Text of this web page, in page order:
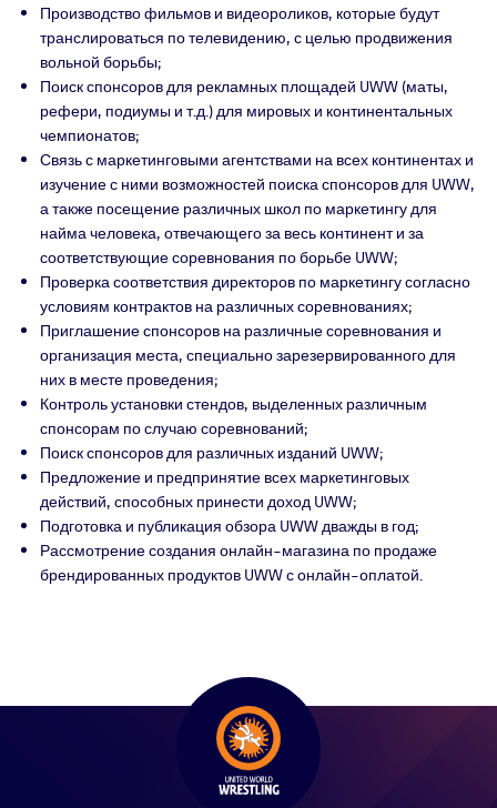
Производство фильмов и видеороликов, которые будут
транслироваться по телевидению, с целью продвижения
вольной борьбы;
Поиск спонсоров для рекламных площадей UWW (маты,
рефери, подиумы и т.д.) для мировых и континентальных
чемпионатов;
Связь с маркетинговыми агентствами на всех континентах и
изучение с ними возможностей поиска спонсоров для UWW,
а также посещение различных школ по маркетингу для
найма человека, отвечающего за весь континент и за
соответствующие соревнования по борьбе UWW;
Проверка соответствия директоров по маркетингу согласно
условиям контрактов на различных соревнованиях;
Приглашение спонсоров на различные соревнования и
организация места, специально зарезервированного для
них в месте проведения;
Контроль установки стендов, выделенных различным
спонсорам по случаю соревнований;
Поиск спонсоров для различных изданий UWW;
Предложение и предпринятие всех маркетинговых
действий, способных принести доход UWW;
Подготовка и публикация обзора UWW дважды в год;
Рассмотрение создания онлайн-магазина по продаже
брендированных продуктов UWW с онлайн-оплатой.